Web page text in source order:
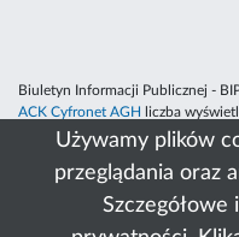
Używamy plików
przeglądania oraz
Biuletyn Informacji Publicznej -
ACK Cyfronet AGH
liczba